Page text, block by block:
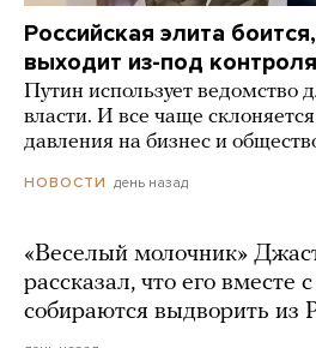
Российская элита
выходит из-под контроля
Путин использует ведомство
власти. И все чаще
давления на бизнес и
НОВОСТИ день назад
«Веселый молочник»
рассказал, что его вместе
собираются выдворить из